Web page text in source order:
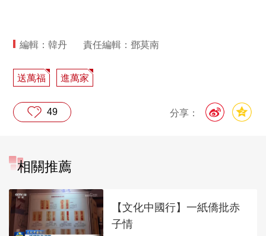
編輯：韓丹 責任編輯：鄧莫南
送萬福 進萬家
分享：
49
相關推薦
【文化中國行】一紙僑批赤
子情